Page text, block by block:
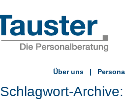
Über uns |
Schlagwort-Archive: